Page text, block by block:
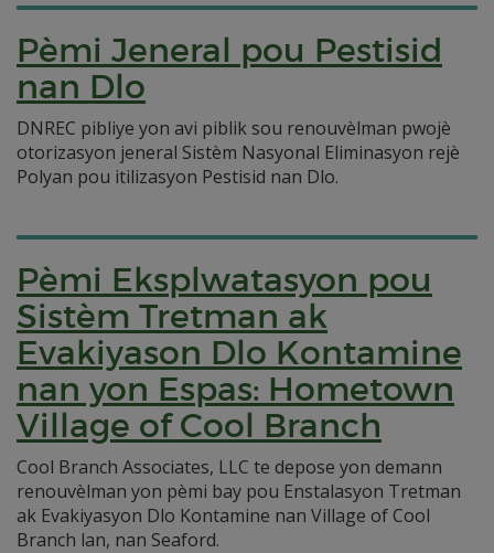
Pèmi Jeneral pou Pestisid
nan Dlo
DNREC pibliye yon avi piblik sou renouvèlman pwojè
otorizasyon jeneral Sistèm Nasyonal Eliminasyon rejè
Polyan pou itilizasyon Pestisid nan Dlo.
Pèmi Eksplwatasyon pou
Sistèm Tretman ak
Evakiyason Dlo Kontamine
nan yon Espas: Hometown
Village of Cool Branch
Cool Branch Associates, LLC te depose yon demann
renouvèlman yon pèmi bay pou Enstalasyon Tretman
ak Evakiyasyon Dlo Kontamine nan Village of Cool
Branch lan, nan Seaford.